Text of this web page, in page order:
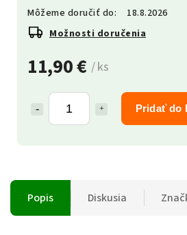
11,90 € / ks
Pridať do
Môžeme doručiť do:
18.8.2026
Možnosti doručenia
Popis Diskusia